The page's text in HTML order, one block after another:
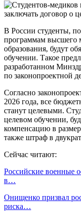
В России студенты,
программам высшего
образования, будут
обучении. Такое
разработанном
по законопроектной
Согласно
2026 года, все
станут целевыми.
целевом обучении,
компенсацию в
также штраф в
Сейчас читают:
Российские военные
в…
Онищенко призвал
риска…